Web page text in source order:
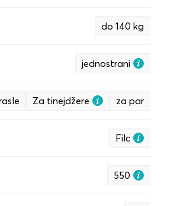
do 140 kg
jednostrani
Za tinejdžere za par
Filc
550